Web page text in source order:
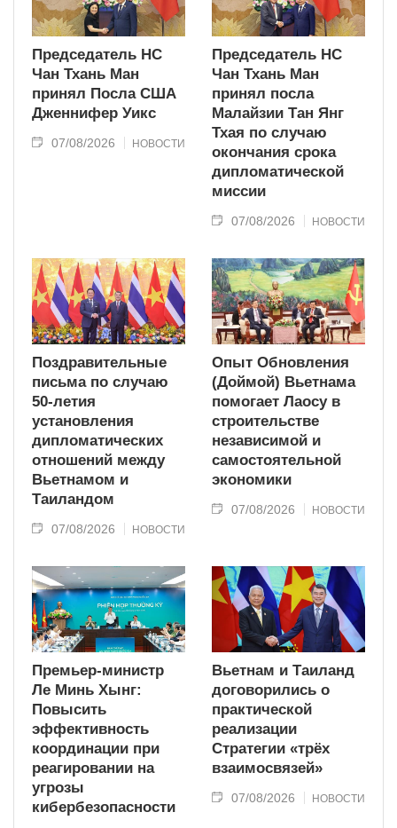
Председатель НС
Чан Тхань Ман
принял Посла США
Дженнифер Уикс
07/08/2026 НОВОСТИ
Председатель НС
Чан Тхань Ман
принял посла
Малайзии Тан Янг
Тхая по случаю
окончания срока
дипломатической
миссии
07/08/2026 НОВОСТИ
Поздравительные
письма по случаю
50-летия
установления
дипломатических
отношений между
Вьетнамом и
Таиландом
07/08/2026 НОВОСТИ
Опыт Обновления
(Доймой) Вьетнама
помогает Лаосу в
строительстве
независимой и
самостоятельной
экономики
07/08/2026 НОВОСТИ
Премьер-министр
Ле Минь Хынг:
Повысить
эффективность
координации при
реагировании на
угрозы
кибербезопасности
Вьетнам и Таиланд
договорились о
практической
реализации
Стратегии «трёх
взаимосвязей»
07/08/2026 НОВОСТИ